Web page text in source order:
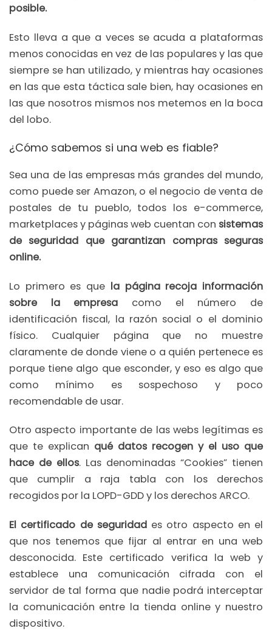
posible.
Esto lleva a que a veces se acuda a plataformas
menos conocidas en vez de las populares y las que
siempre se han utilizado, y mientras hay ocasiones
en las que esta táctica sale bien, hay ocasiones en
las que nosotros mismos nos metemos en la boca
del lobo.
¿Cómo sabemos si una web es fiable?
Sea una de las empresas más grandes del mundo,
como puede ser Amazon, o el negocio de venta de
postales de tu pueblo, todos los e-commerce,
marketplaces y páginas web cuentan con sistemas
de seguridad que garantizan compras seguras
online.
Lo primero es que la página recoja información
sobre la empresa como el número de
identificación fiscal, la razón social o el dominio
físico. Cualquier página que no muestre
claramente de donde viene o a quién pertenece es
porque tiene algo que esconder, y eso es algo que
como mínimo es sospechoso y poco
recomendable de usar.
Otro aspecto importante de las webs legítimas es
que te explican qué datos recogen y el uso que
hace de ellos. Las denominadas “Cookies” tienen
que cumplir a raja tabla con los derechos
recogidos por la LOPD-GDD y los derechos ARCO.
El certificado de seguridades otro aspecto en el
que nos tenemos que fijar al entrar en una web
desconocida. Este certificado verifica la web y
establece una comunicación cifrada con el
servidor de tal forma que nadie podrá interceptar
la comunicación entre la tienda online y nuestro
dispositivo.